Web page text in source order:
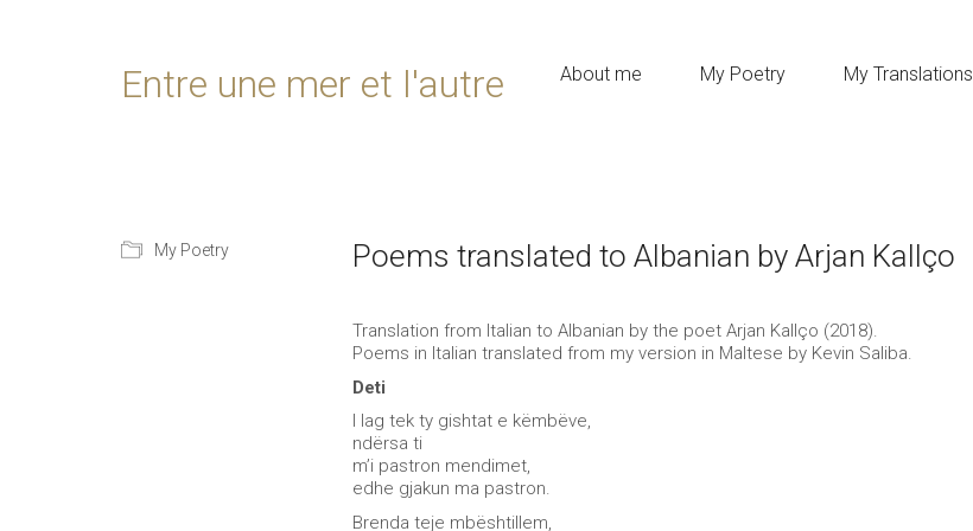
Entre une mer et l'autre About me My Poetry My Translations
Poems translated to Albanian by Arjan Kallço
Translation from Italian to Albanian by the poet Arjan Kallço (2018).
Poems in Italian translated from my version in Maltese by Kevin Saliba.
Deti
I lag tek ty gishtat e këmbëve,
ndërsa ti
m’i pastron mendimet,
edhe gjakun ma pastron.
Brenda teje mbështillem,
My Poetry